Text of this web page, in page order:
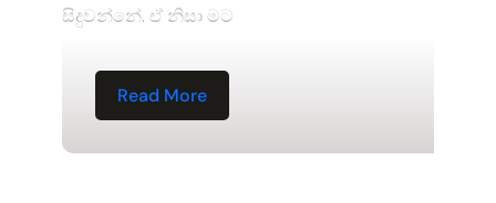
සිදුවන්නේ. ඒ නිසා මට
Read More